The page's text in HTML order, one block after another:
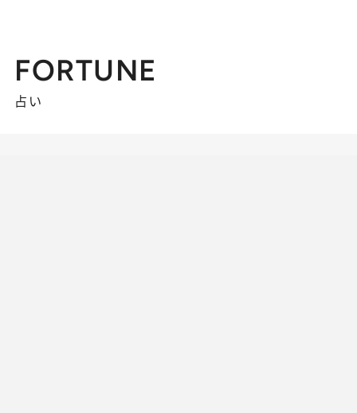
FORTUNE
占い